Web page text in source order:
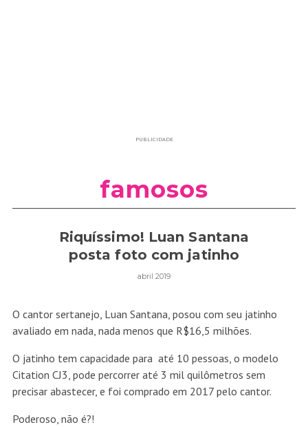
PUBLICIDADE
famosos
Riquíssimo! Luan Santana
posta foto com jatinho
abril 2019
O cantor sertanejo, Luan Santana, posou com seu jatinho
avaliado em nada, nada menos que R$16,5 milhões.
O jatinho tem capacidade para até 10 pessoas, o modelo
Citation CJ3, pode percorrer até 3 mil quilômetros sem
precisar abastecer, e foi comprado em 2017 pelo cantor.
Poderoso, não é?!